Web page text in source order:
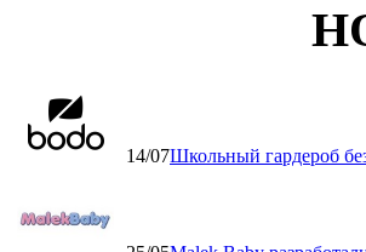
14/07Школьный гардероб